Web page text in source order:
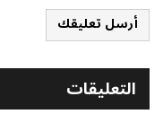
أرسل تعليقك
التعليقات